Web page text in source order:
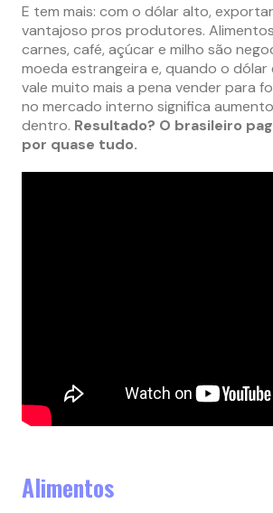
E tem mais: com o dólar alto,
vantajoso pros produtores.
carnes, café, açúcar e milho são
moeda estrangeira e, quando o dólar
vale muito mais a pena vender para
no mercado interno significa
dentro. Resultado? O brasileiro
por quase tudo.
Alimentos